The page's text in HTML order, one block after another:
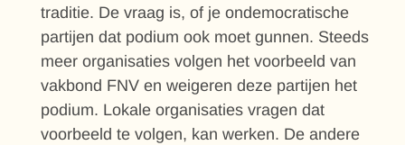
traditie. De vraag is, of je ondemocratische
partijen dat podium ook moet gunnen. Steeds
meer organisaties volgen het voorbeeld van
vakbond FNV en weigeren deze partijen het
podium. Lokale organisaties vragen dat
voorbeeld te volgen, kan werken. De andere